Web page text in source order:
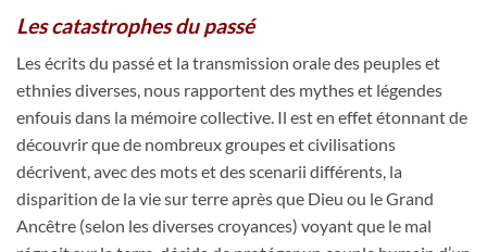
Les catastrophes du passé
Les écrits du passé et la transmission orale des peuples et
ethnies diverses, nous rapportent des mythes et légendes
enfouis dans la mémoire collective. Il est en effet étonnant de
découvrir que de nombreux groupes et civilisations
décrivent, avec des mots et des scenarii différents, la
disparition de la vie sur terre après que Dieu ou le Grand
Ancêtre (selon les diverses croyances) voyant que le mal